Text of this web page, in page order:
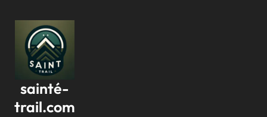
contenu
sainté-
trail.com